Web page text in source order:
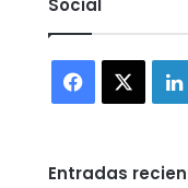
Social
Facebook
Entradas